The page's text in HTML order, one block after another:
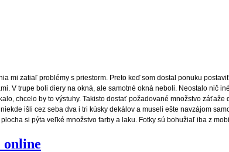
mi zatiaľ problémy s priestorm. Preto keď som dostal ponuku
V trupe boli diery na okná, ale samotné okná neboli. Neostalo nič
chcelo by to výstuhy. Takisto dostať požadované množstvo
išli cez seba dva i tri kúsky dekálov a museli ešte navzájom
si pýta veľké množstvo farby a laku. Fotky sú bohužiaľ iba z
online